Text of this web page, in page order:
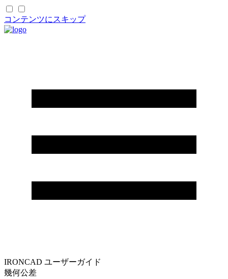
コンテンツにスキップ
IRONCAD ユーザーガイド
幾何公差